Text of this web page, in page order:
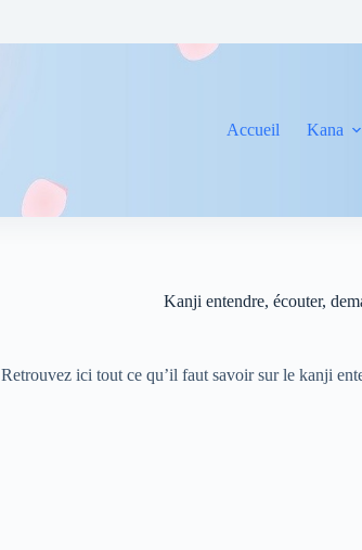
Accueil Kana
Kanji entendre, écouter,
Retrouvez ici tout ce qu’il faut savoir sur le kanji